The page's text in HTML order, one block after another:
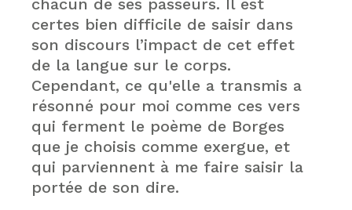
chacun de ses passeurs. Il est
certes bien difficile de saisir dans
son discours l’impact de cet effet
de la langue sur le corps.
Cependant, ce qu'elle a transmis a
résonné pour moi comme ces vers
qui ferment le poème de Borges
que je choisis comme exergue, et
qui parviennent à me faire saisir la
portée de son dire.